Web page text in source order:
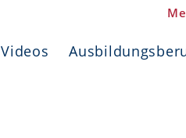
Videos